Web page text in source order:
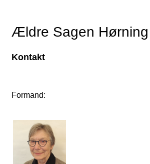
Ældre Sagen Hørning
Kontakt
Formand: